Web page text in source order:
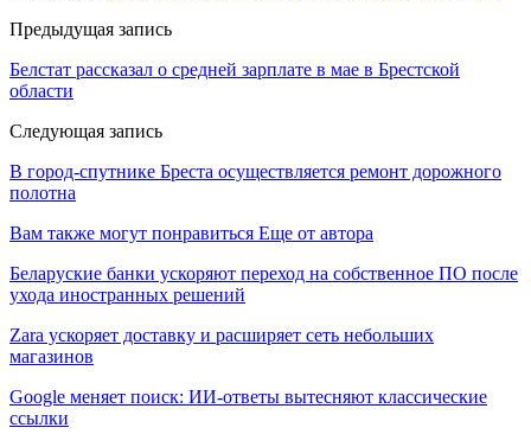
Предыдущая запись
Белстат рассказал о средней зарплате в мае в Брестской
области
Следующая запись
В город-спутнике Бреста осуществляется ремонт дорожного
полотна
Вам также могут понравиться Еще от автора
Беларуские банки ускоряют переход на собственное ПО после
ухода иностранных решений
Zara ускоряет доставку и расширяет сеть небольших
магазинов
Google меняет поиск: ИИ-ответы вытесняют классические
ссылки